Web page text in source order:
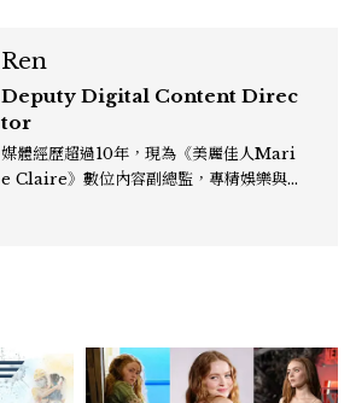
Ren
Deputy Digital Content Direc
tor
媒體經歷超過10年，現為《美麗佳人Mari
e Claire》數位內容副總監，專精娛樂與